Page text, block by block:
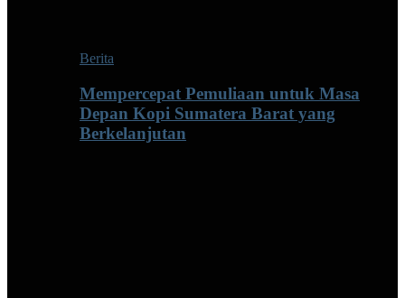
Berita
Mempercepat Pemuliaan untuk Masa
Depan Kopi Sumatera Barat yang
Berkelanjutan